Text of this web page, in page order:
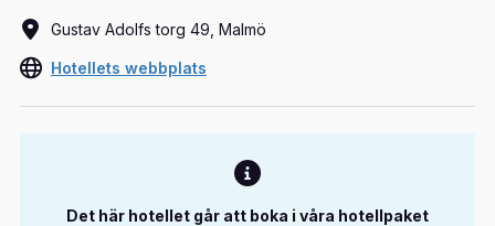
Gustav Adolfs torg 49, Malmö
Hotellets webbplats
Det här hotellet går att boka i våra hotellpaket